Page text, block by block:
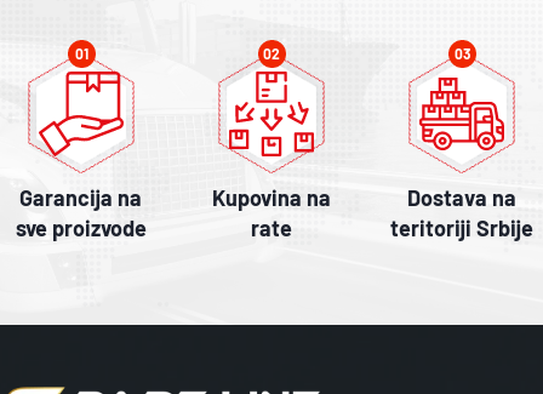
01
Garancija na
sve proizvode
02
Kupovina na
rate
03
Dostava na
teritoriji Srbije